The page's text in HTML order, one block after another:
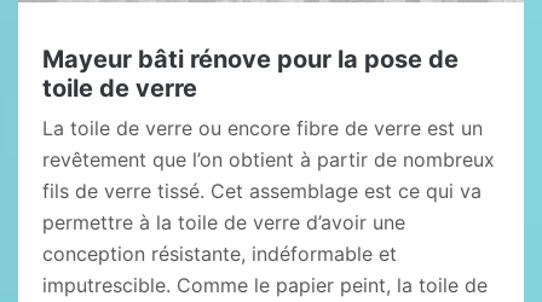
Mayeur bâti rénove pour la pose de
toile de verre
La toile de verre ou encore fibre de verre est un
revêtement que l’on obtient à partir de nombreux
fils de verre tissé. Cet assemblage est ce qui va
permettre à la toile de verre d’avoir une
conception résistante, indéformable et
imputrescible. Comme le papier peint, la toile de